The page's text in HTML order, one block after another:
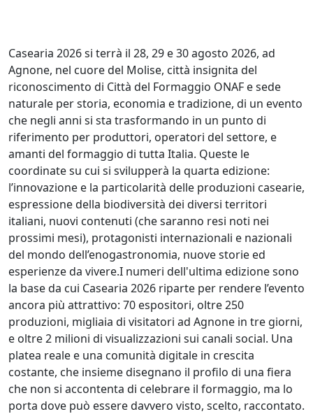
Casearia 2026 si terrà il 28, 29 e 30 agosto 2026, ad
Agnone, nel cuore del Molise, città insignita del
riconoscimento di Città del Formaggio ONAF e sede
naturale per storia, economia e tradizione, di un evento
che negli anni si sta trasformando in un punto di
riferimento per produttori, operatori del settore, e
amanti del formaggio di tutta Italia. Queste le
coordinate su cui si svilupperà la quarta edizione:
l’innovazione e la particolarità delle produzioni casearie,
espressione della biodiversità dei diversi territori
italiani, nuovi contenuti (che saranno resi noti nei
prossimi mesi), protagonisti internazionali e nazionali
del mondo dell’enogastronomia, nuove storie ed
esperienze da vivere.I numeri dell'ultima edizione sono
la base da cui Casearia 2026 riparte per rendere l’evento
ancora più attrattivo: 70 espositori, oltre 250
produzioni, migliaia di visitatori ad Agnone in tre giorni,
e oltre 2 milioni di visualizzazioni sui canali social. Una
platea reale e una comunità digitale in crescita
costante, che insieme disegnano il profilo di una fiera
che non si accontenta di celebrare il formaggio, ma lo
porta dove può essere davvero visto, scelto, raccontato.